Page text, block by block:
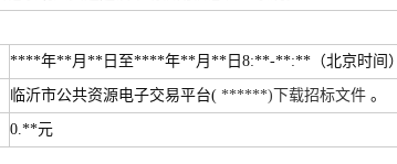
****年**月**日至****年**月**日8:**-**:**（北京时间）
临沂市公共资源电子交易平台( ******)下载招标文件 。
0.**元